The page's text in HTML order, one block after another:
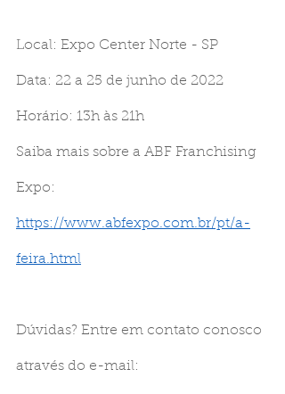
Local: Expo Center Norte - SP
Data: 22 a 25 de junho de 2022
Horário: 13h às 21h
Saiba mais sobre a ABF Franchising
Expo:
https://www.abfexpo.com.br/pt/a-
feira.html
Dúvidas? Entre em contato conosco
através do e-mail: